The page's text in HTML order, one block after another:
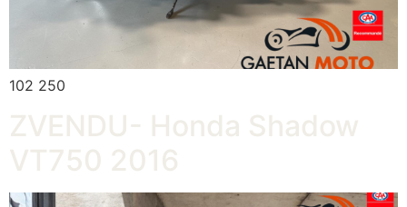
102 250
ZVENDU- Honda Shadow
VT750 2016